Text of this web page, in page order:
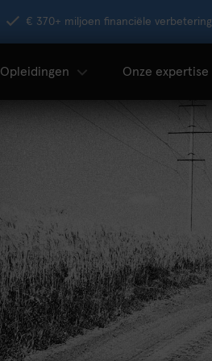
€ 370+ miljoen financiële verbetering
Opleidingen Onze expertise